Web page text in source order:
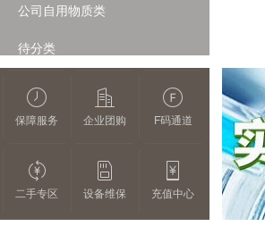
公司自用物质类
待分类
保障服务 企业团购 F码通道
二手专区 设备维保 充值中心